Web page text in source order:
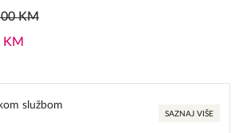
KM
KM
službom
SAZNAJ VIŠE